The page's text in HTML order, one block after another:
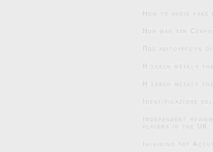
How to avoid
Hur man tar
Πώς λειτουργούν
Η σχέση μεταξύ
Η σχέση μεταξύ
Identificazione
Independent
players in the UK
Inleiding tot